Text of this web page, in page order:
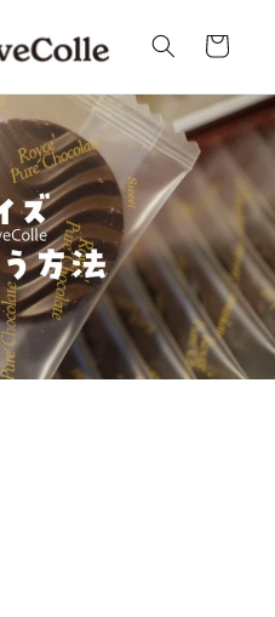
ー